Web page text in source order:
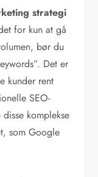
strategi
for kun at gå
bør du
Det er
kunder rent
SEO-
komplekse
som Google